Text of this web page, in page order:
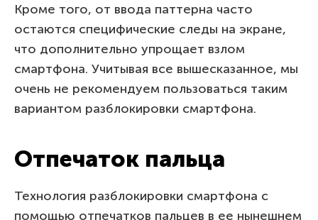
Кроме того, от ввода паттерна часто
остаются специфические следы на экране,
что дополнительно упрощает взлом
смартфона. Учитывая все вышесказанное, мы
очень не рекомендуем пользоваться таким
вариантом разблокировки смартфона.
Отпечаток пальца
Технология разблокировки смартфона с
помощью отпечатков пальцев в ее нынешнем